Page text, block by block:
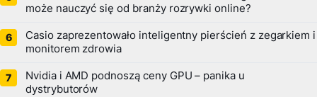
może nauczyć się od branży rozrywki online?
Casio zaprezentowało inteligentny pierścień z zegarkiem i
monitorem zdrowia
Nvidia i AMD podnoszą ceny GPU – panika u
dystrybutorów